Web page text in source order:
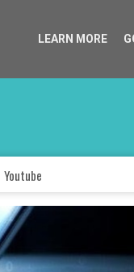
Youtube
LEARN MORE